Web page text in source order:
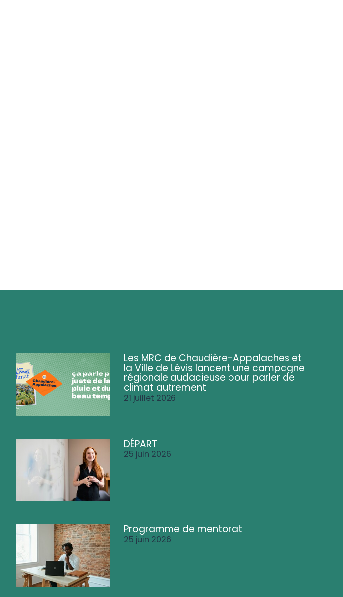
Les MRC de Chaudière-Appalaches et
la Ville de Lévis lancent une campagne
régionale audacieuse pour parler de
climat autrement
21 juillet 2026
DÉPART
25 juin 2026
Programme de mentorat
25 juin 2026